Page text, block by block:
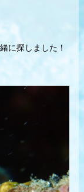
に探しました！